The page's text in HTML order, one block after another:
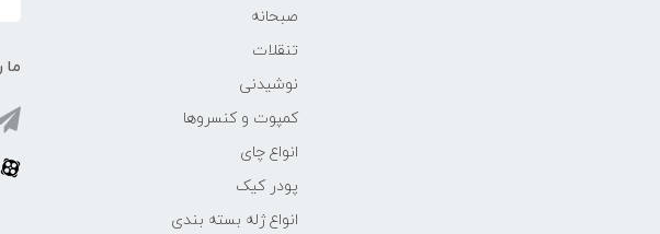
صبحانه
تنقلات
نوشیدنی
کمپوت و کنسروها
انواع چای
پودر کیک
انواع ژله بسته بندی
ما